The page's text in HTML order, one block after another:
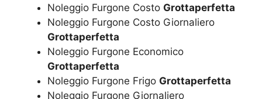
Noleggio Furgone Costo Grottaperfetta
Noleggio Furgone Costo Giornaliero
Grottaperfetta
Noleggio Furgone Economico
Grottaperfetta
Noleggio Furgone Frigo Grottaperfetta
Noleggio Furgone Giornaliero